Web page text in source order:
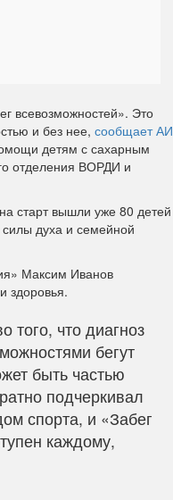
всевозможностей». Это
и без нее, сообщает АИ
детям с сахарным
отделения ВОРДИ и
старт вышли уже 80 детей
духа и семейной
Максим Иванов
здоровья.
того, что диагноз
бегут
быть частью
подчеркивал
спорта, и «Забег
каждому,